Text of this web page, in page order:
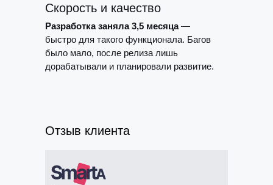
Скорость и качество
Разработка заняла 3,5 месяца—
быстро для такого функционала. Багов
было мало, после релиза лишь
дорабатывали и планировали развитие.
Отзыв клиента